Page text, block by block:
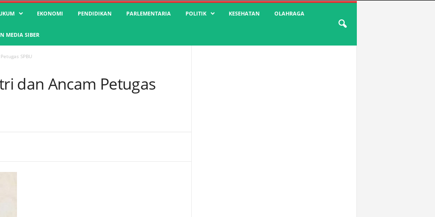
EKONOMI PENDIDIKAN PARLEMENTARIA POLITIK KESEHATAN OLAHRAGA
MEDIA SIBER
SPBU
dan Ancam Petugas